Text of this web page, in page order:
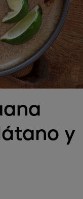
y